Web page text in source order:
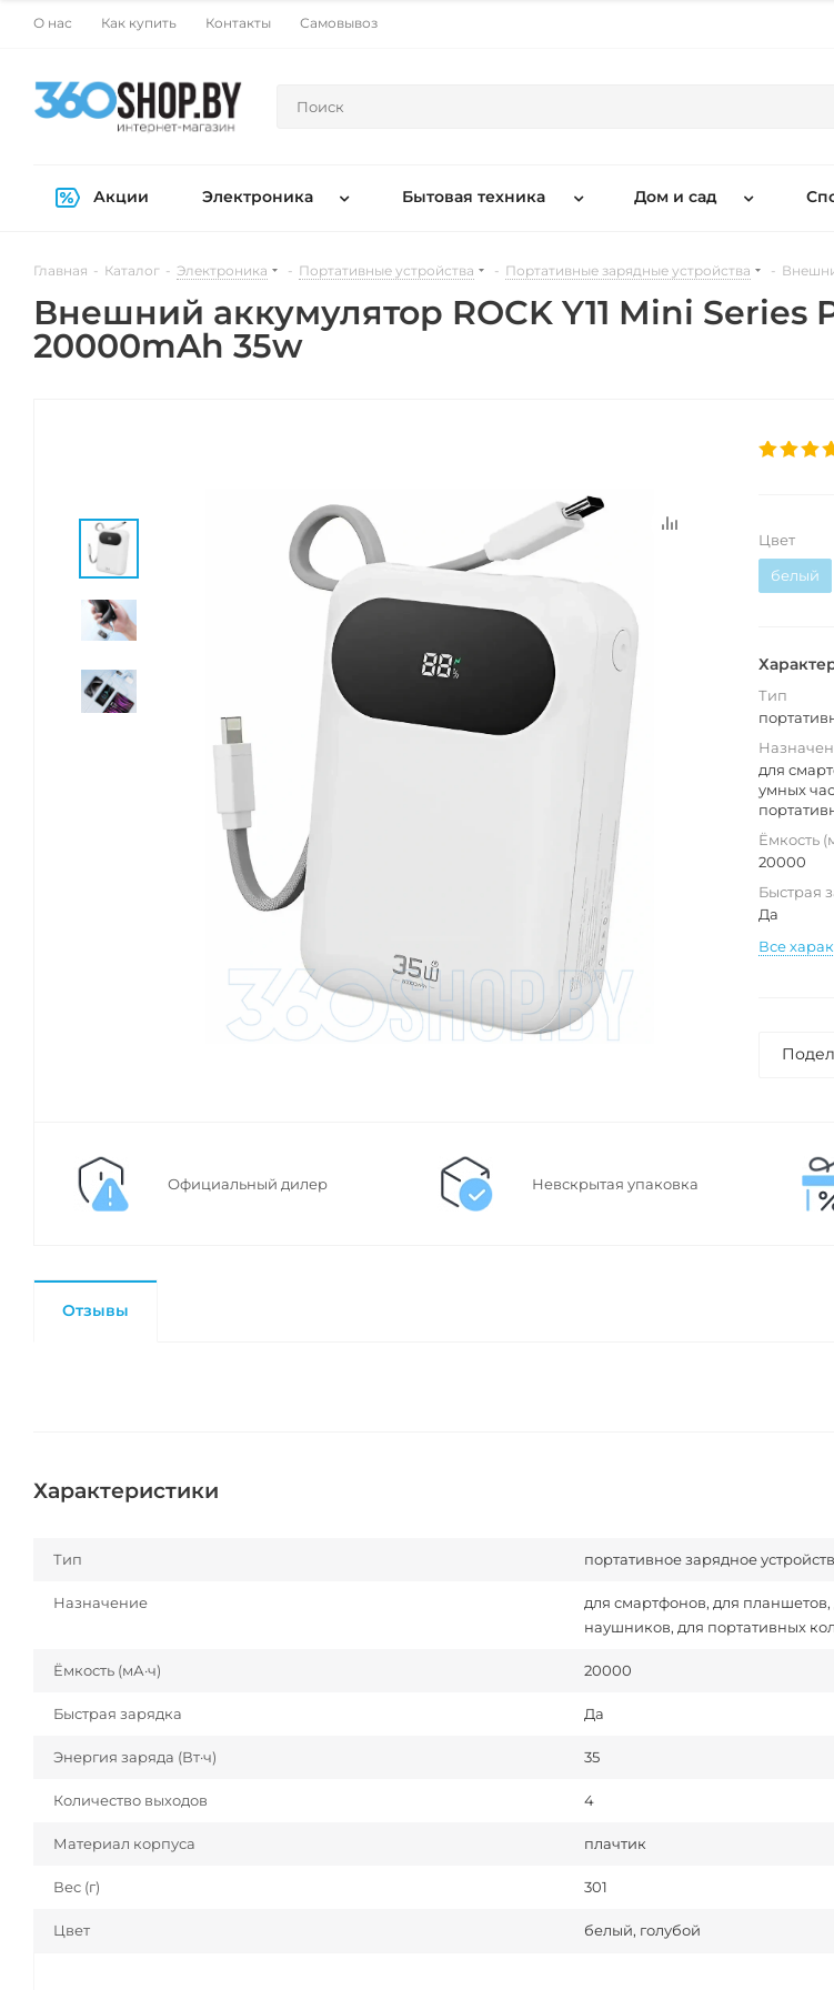
О нас Как купить Контакты Самовывоз
Акции Электроника Бытовая техника Дом и сад
Главная - Каталог - Электроника - Портативные устройства - Портативные зарядные устройства -
Внешний аккумулятор ROCK Y11 Mini
20000mAh 35w
Цвет
белый
Тип
для
умных
Ёмкость
20000
Быстрая
Да
Все
Официальный дилер Невскрытая упаковка
Отзывы
Характеристики
Тип портативное зарядное
Назначение
для смартфонов, для планшетов,
наушников, для портативных
Ёмкость (мА·ч) 20000
Быстрая зарядка Да
Энергия заряда (Вт·ч) 35
Количество выходов 4
Материал корпуса плачтик
Вес (г) 301
Цвет белый, голубой